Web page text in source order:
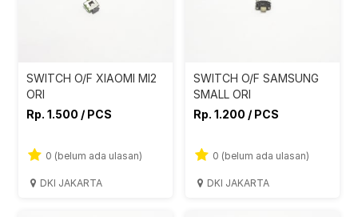
SWITCH O/F XIAOMI MI2
ORI
Rp. 1.500 / PCS
0 (belum ada ulasan)
DKI JAKARTA
SWITCH O/F SAMSUNG
SMALL ORI
Rp. 1.200 / PCS
0 (belum ada ulasan)
DKI JAKARTA